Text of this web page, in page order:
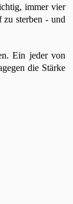
immer vier
zu sterben - und
Ein jeder von
die Stärke